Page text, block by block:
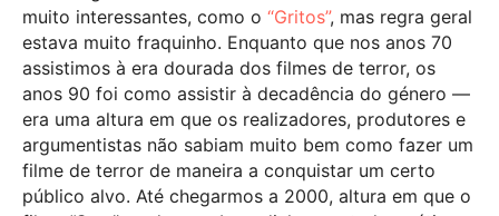
muito interessantes, como o “Gritos”, mas regra geral
estava muito fraquinho. Enquanto que nos anos 70
assistimos à era dourada dos filmes de terror, os
anos 90 foi como assistir à decadência do género —
era uma altura em que os realizadores, produtores e
argumentistas não sabiam muito bem como fazer um
filme de terror de maneira a conquistar um certo
público alvo. Até chegarmos a 2000, altura em que o